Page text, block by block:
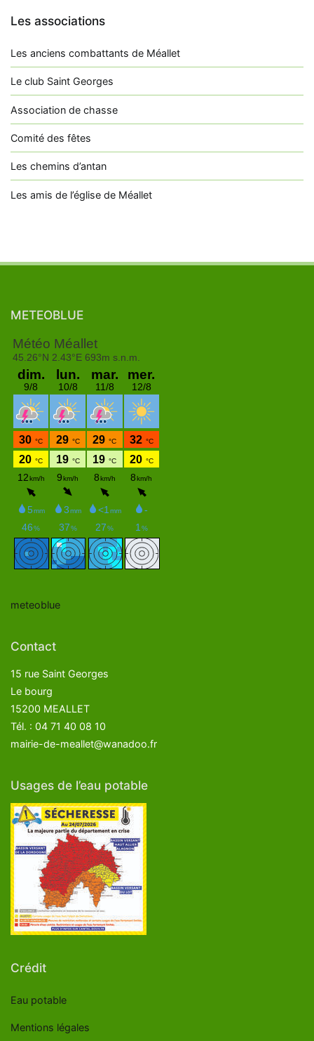
Les associations
Les anciens combattants de Méallet
Le club Saint Georges
Association de chasse
Comité des fêtes
Les chemins d’antan
Les amis de l’église de Méallet
METEOBLUE
meteoblue
Contact
15 rue Saint Georges
Le bourg
15200 MEALLET
Tél. : 04 71 40 08 10
mairie-de-meallet@wanadoo.fr
Usages de l’eau potable
Crédit
Eau potable
Mentions légales